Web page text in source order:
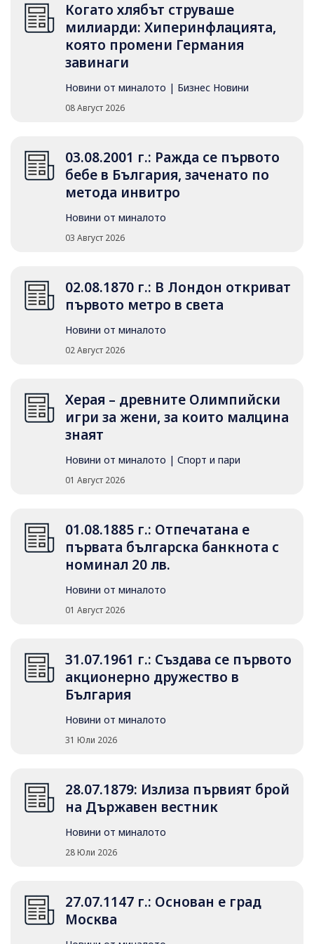
Когато хлябът струваше
милиарди: Хиперинфлацията,
която промени Германия
завинаги
Новини от миналото | Бизнес Новини
08 Август 2026
03.08.2001 г.: Ражда се първото
бебе в България, заченато по
метода инвитро
Новини от миналото
03 Август 2026
02.08.1870 г.: В Лондон откриват
първото метро в света
Новини от миналото
02 Август 2026
Херая – древните Олимпийски
игри за жени, за които малцина
знаят
Новини от миналото | Спорт и пари
01 Август 2026
01.08.1885 г.: Отпечатана е
първата българска банкнота с
номинал 20 лв.
Новини от миналото
01 Август 2026
31.07.1961 г.: Създава се първото
акционерно дружество в
България
Новини от миналото
31 Юли 2026
28.07.1879: Излиза първият брой
на Държавен вестник
Новини от миналото
28 Юли 2026
27.07.1147 г.: Основан е град
Москва